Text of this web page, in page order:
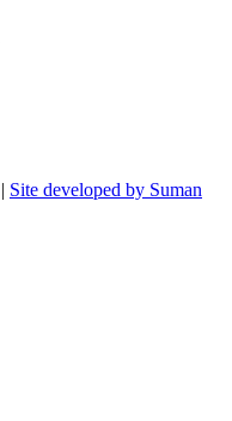
| Site developed by Suman